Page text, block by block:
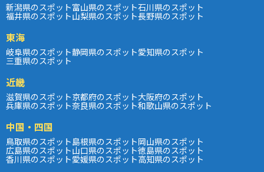
新潟県のスポット富山県のスポット石川県のスポット
福井県のスポット山梨県のスポット長野県のスポット
東海
岐阜県のスポット静岡県のスポット愛知県のスポット
三重県のスポット
近畿
滋賀県のスポット京都府のスポット大阪府のスポット
兵庫県のスポット奈良県のスポット和歌山県のスポット
中国・四国
鳥取県のスポット島根県のスポット岡山県のスポット
広島県のスポット山口県のスポット徳島県のスポット
香川県のスポット愛媛県のスポット高知県のスポット